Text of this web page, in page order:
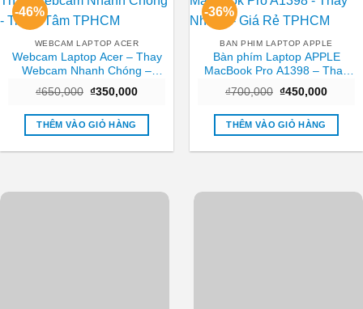
-46%
WEBCAM LAPTOP ACER
Webcam Laptop Acer – Thay
Webcam Nhanh Chóng –
₫650,000 Giá
là:
₫650,000.
₫350,000Giá
tại
₫350,000.
THÊM VÀO GIỎ HÀNG
-36%
BAN PHIM LAPTOP APPLE
Bàn phím Laptop APPLE
MacBook Pro A1398 – Thay
₫700,000 Giá
là:
₫700,000.
₫450,000Giá
tại
THÊM VÀO GIỎ HÀNG